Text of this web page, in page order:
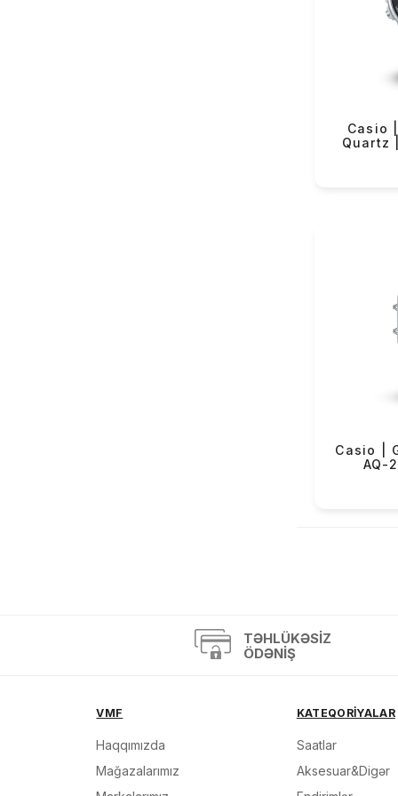
Casio
Quartz
Casio |
AQ-
TƏHLÜKƏSIZ
ÖDƏNIŞ
VMF
Haqqımızda
Mağazalarımız
KATEQORİYALAR
Saatlar
Aksesuar&Digər